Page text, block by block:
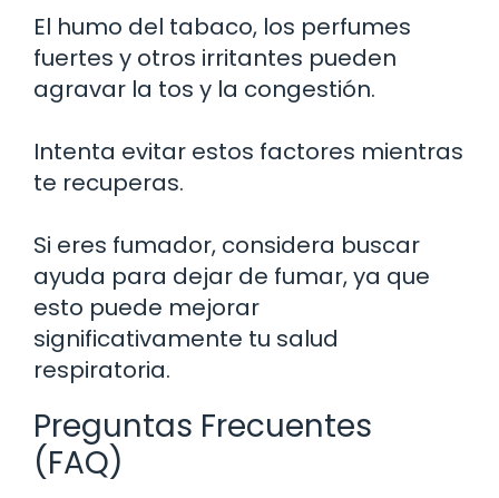
El humo del tabaco, los perfumes
fuertes y otros irritantes pueden
agravar la tos y la congestión.
Intenta evitar estos factores mientras
te recuperas.
Si eres fumador, considera buscar
ayuda para dejar de fumar, ya que
esto puede mejorar
significativamente tu salud
respiratoria.
Preguntas Frecuentes
(FAQ)